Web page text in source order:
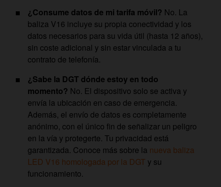
¿Consume datos de mi tarifa móvil? No. La
baliza V16 incluye su propia conectividad y los
datos necesarios para su vida útil (hasta 12 años),
sin coste adicional y sin estar vinculada a tu
contrato de telefonía.
¿Sabe la DGT dónde estoy en todo
momento? No. El dispositivo solo se activa y
envía la ubicación en caso de emergencia.
Además, el envío de datos es completamente
anónimo, con el único fin de señalizar un peligro
en la vía y protegerte. Tu privacidad está
garantizada. Conoce más sobre la nueva baliza
LED V16 homologada por la DGT y su
funcionamiento.